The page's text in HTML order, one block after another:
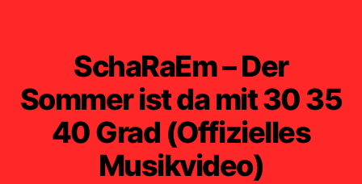
-
k
u
n
s
t
SchaRaEm – Der
Sommer ist da mit 30 35
40 Grad (Offizielles
Musikvideo)